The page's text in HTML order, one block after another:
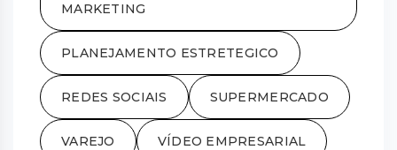
MARKETING
PLANEJAMENTO ESTRETEGICO
REDES SOCIAIS SUPERMERCADO
VAREJO VÍDEO EMPRESARIAL